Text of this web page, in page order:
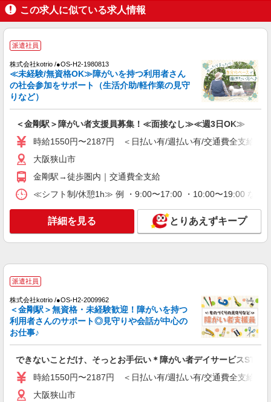
時給1550円〜2187円 ＜日払い有/週払い有/交
通費全支給(ガソリン代含む)＞
キープ 詳細を見る
派遣社員
株式会社kotrio /●OS-H2-2006173
活サポートなど
時給1550円〜2187円 ＜日払い有/週払い有/交
キープ 詳細を見る
この求人に似ている求人情報
派遣社員
株式会社kotrio /●OS-H2-1980813
≪未経験/無資格OK≫障がいを持つ利用者さん
の社会参加をサポート（生活介助/軽作業の見守
りなど）
＜金剛駅＞障がい者支援員募集！≪面接なし≫≪週3日OK≫
時給1550円〜2187円 ＜日払い有/週払い有/交通費全支給(ガ
大阪狭山市
金剛駅→徒歩圏内｜交通費全支給
≪シフト制/休憩1h≫ 例 ・9:00〜17:00 ・10:00〜19:00 など
詳細を見る とりあえずキープ
派遣社員
株式会社kotrio /●OS-H2-2009962
＜金剛駅＞無資格・未経験歓迎！障がいを持つ
利用者さんのサポート◎見守りや会話が中心の
お仕事♪
できないことだけ、そっとお手伝い＊障がい者デイサービスSTAFF
時給1550円〜2187円 ＜日払い有/週払い有/交通費全支給(ガ
大阪狭山市